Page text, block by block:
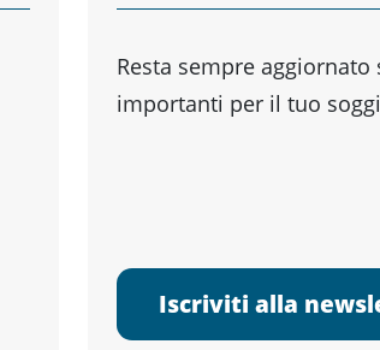
Resta sempre
importanti per il tuo
Iscriviti alla